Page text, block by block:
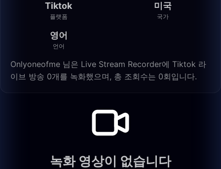
Tiktok
플랫폼
미국
국가
영어
언어
Onlyoneofme 님은 Live Stream Recorder에 Tiktok 라
이브 방송 0개를 녹화했으며, 총 조회수는 0회입니다.
녹화 영상이 없습니다